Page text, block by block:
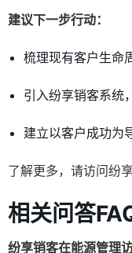
建议下一步行动：
梳理现有客户生命
引入纷享销客系统
建立以客户成功为
了解更多，请访问纷
相关问答
纷享销客在能源管理